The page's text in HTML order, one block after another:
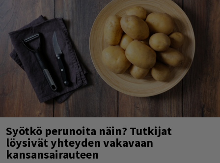
Syötkö perunoita näin? Tutkijat
löysivät yhteyden vakavaan
kansansairauteen